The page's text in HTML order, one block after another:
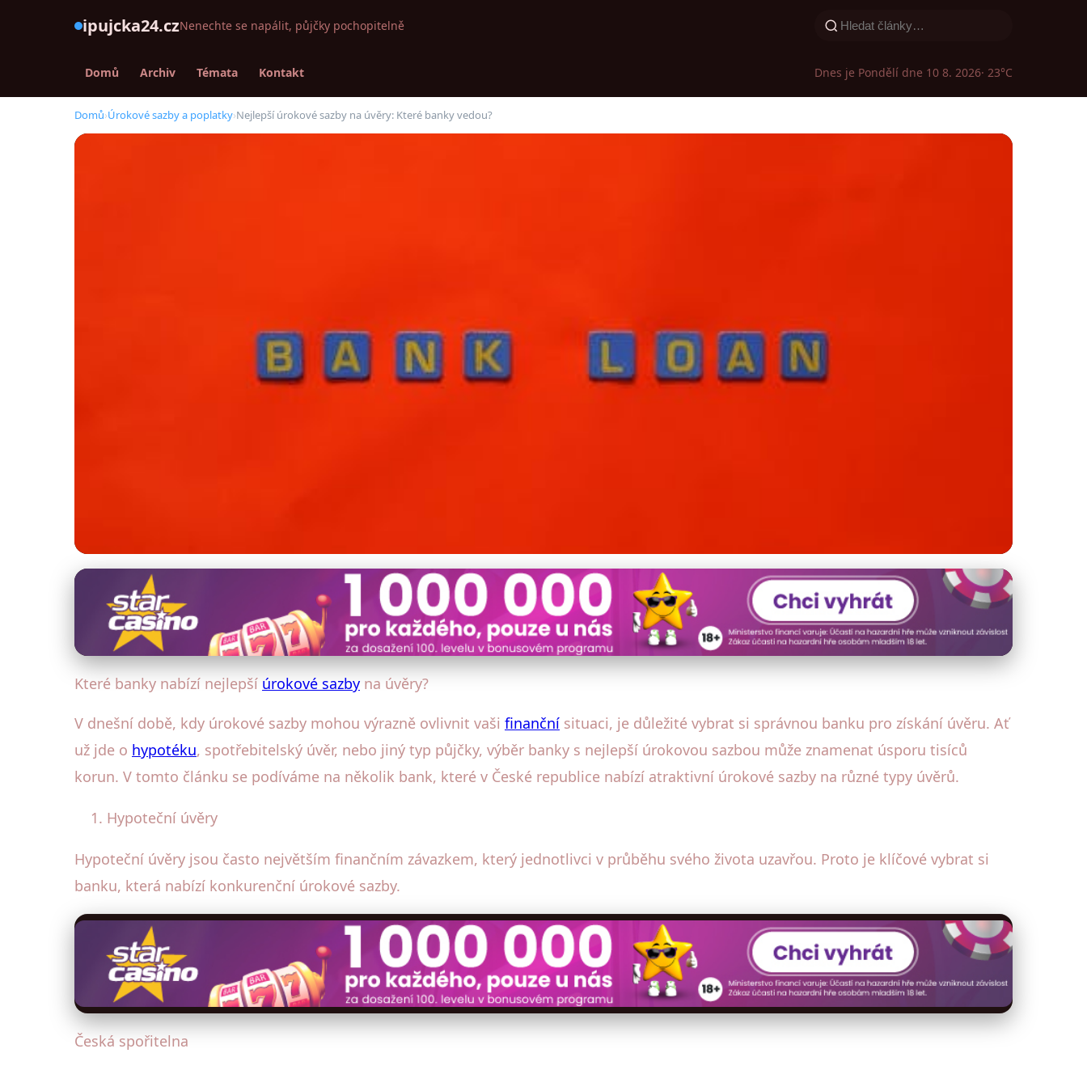
ipujcka24.czNenechte se napálit, půjčky pochopitelně
Domů Archiv Témata Kontakt Dnes je Pondělí dne 10 8. 2026· 23°C
Domů›Úrokové sazby a poplatky›Nejlepší úrokové sazby na úvěry: Které banky vedou?
Úrokové sazby a poplatky
Nejlepší úrokové sazby na úvěry: Které banky vedou?
7. 2. 2026· 4 min čtení · Autor: Petra Váchová
Které banky nabízí nejlepší úrokové sazby na úvěry?
V dnešní době, kdy úrokové sazby mohou výrazně ovlivnit vaši finanční situaci, je důležité vybrat si správnou banku pro získání úvěru. Ať
už jde o hypotéku, spotřebitelský úvěr, nebo jiný typ půjčky, výběr banky s nejlepší úrokovou sazbou může znamenat úsporu tisíců
korun. V tomto článku se podíváme na několik bank, které v České republice nabízí atraktivní úrokové sazby na různé typy úvěrů.
Hypoteční úvěry
Hypoteční úvěry jsou často největším finančním závazkem, který jednotlivci v průběhu svého života uzavřou. Proto je klíčové vybrat si
banku, která nabízí konkurenční úrokové sazby.
Česká spořitelna